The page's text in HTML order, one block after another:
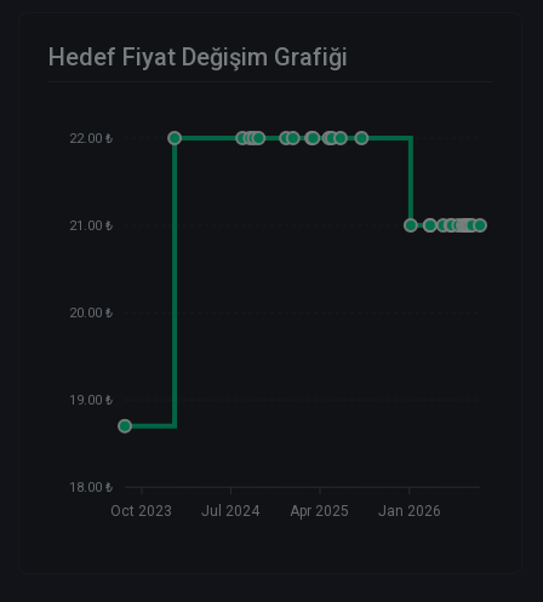
Hedef Fiyat Değişim Grafiği
22.00 ₺
21.00 ₺
20.00 ₺
19.00 ₺
18.00 ₺
Oct 2023 Jul 2024 Apr 2025 Jan 2026